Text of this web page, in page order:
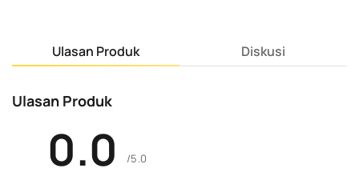
Ulasan Produk Diskusi
Ulasan Produk
0.0 /5.0